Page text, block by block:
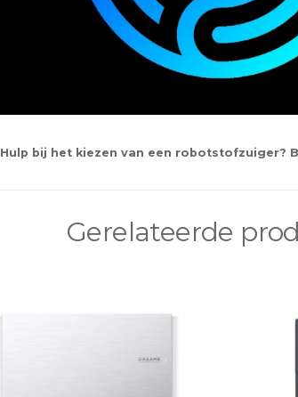
Hulp bij het kiezen van een robotstofzuiger?
Gerelateerde